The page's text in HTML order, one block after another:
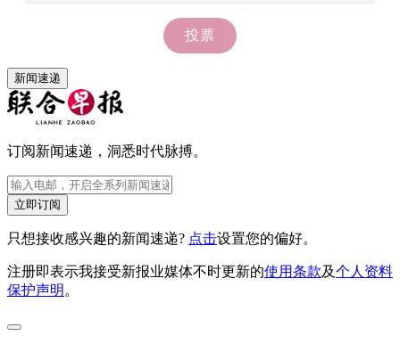
新闻速递
订阅新闻速递，洞悉时代脉搏。
立即订阅
只想接收感兴趣的新闻速递? 点击设置您的偏好。
注册即表示我接受新报业媒体不时更新的使用条款及个人资料
保护声明 。